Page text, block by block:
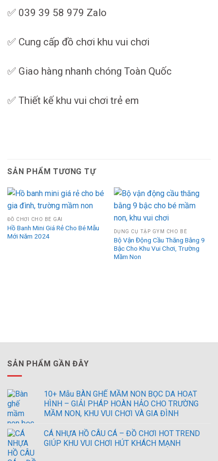
✅ 039 39 58 979 Zalo
✅ Cung cấp đồ chơi khu vui chơi
✅ Giao hàng nhanh chóng Toàn Quốc
✅ Thiết kế khu vui chơi trẻ em
SẢN PHẨM TƯƠNG TỰ
ĐỒ CHƠI CHO BÉ GÁI
Hồ Banh Mini Giá Rẻ Cho Bé Mẫu
Mới Năm 2024
DỤNG CỤ TẬP GYM CHO BÉ
Bộ Vận Động Cầu Thăng Bằng 9
Bậc Cho Khu Vui Chơi, Trường
Mầm Non
SẢN PHẨM GẦN ĐÂY
10+ Mẫu BÀN GHẾ MẦM NON BỌC DA HOẠT
HÌNH – GIẢI PHÁP HOÀN HẢO CHO TRƯỜNG
MẦM NON, KHU VUI CHƠI VÀ GIA ĐÌNH
CÁ NHỰA HỒ CÂU CÁ – ĐỒ CHƠI HOT TREND
GIÚP KHU VUI CHƠI HÚT KHÁCH MẠNH